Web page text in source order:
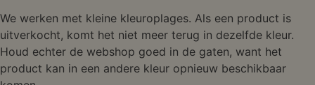
We werken met kleine kleuroplages. Als een product is
uitverkocht, komt het niet meer terug in dezelfde kleur.
Houd echter de webshop goed in de gaten, want het
product kan in een andere kleur opnieuw beschikbaar